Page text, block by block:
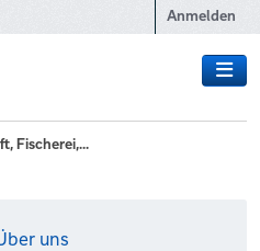
Anmelden
Fischerei,...
uns